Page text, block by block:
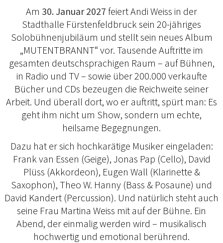
Am 30. Januar 2027 feiert Andi Weiss in der
Stadthalle Fürstenfeldbruck sein 20-jähriges
Solobühnenjubiläum und stellt sein neues Album
„MUTENTBRANNT“ vor. Tausende Auftritte im
gesamten deutschsprachigen Raum – auf Bühnen,
in Radio und TV – sowie über 200.000 verkaufte
Bücher und CDs bezeugen die Reichweite seiner
Arbeit. Und überall dort, wo er auftritt, spürt man: Es
geht ihm nicht um Show, sondern um echte,
heilsame Begegnungen.
Dazu hat er sich hochkarätige Musiker eingeladen:
Frank van Essen (Geige), Jonas Pap (Cello), David
Plüss (Akkordeon), Eugen Wall (Klarinette &
Saxophon), Theo W. Hanny (Bass & Posaune) und
David Kandert (Percussion). Und natürlich steht auch
seine Frau Martina Weiss mit auf der Bühne. Ein
Abend, der einmalig werden wird – musikalisch
hochwertig und emotional berührend.